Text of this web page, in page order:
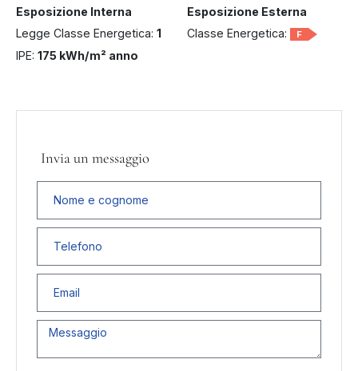
Esposizione Interna
Esposizione Esterna
Legge Classe Energetica: 1 Classe Energetica: F
IPE: 175 kWh/m² anno
Invia un messaggio